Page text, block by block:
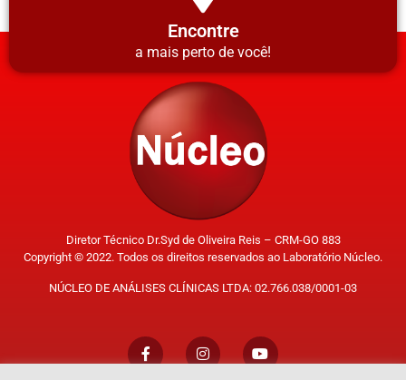
Encontre
a mais perto de você!
Diretor Técnico Dr.Syd de Oliveira Reis – CRM-GO 883
Copyright © 2022. Todos os direitos reservados ao Laboratório Núcleo.
NÚCLEO DE ANÁLISES CLÍNICAS LTDA: 02.766.038/0001-03